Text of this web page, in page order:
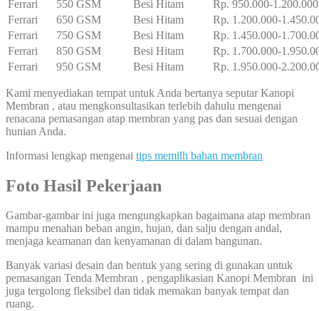
Ferrari 550 GSM Besi Hitam
Rp. 950.000-1.200.000
Ferrari
650 GSM Besi Hitam
Rp. 1.200.000-
Ferrari
750 GSM Besi Hitam
Rp. 1.450.000-
Ferrari
850 GSM Besi Hitam
Rp. 1.700.000-
Ferrari
950 GSM Besi Hitam Rp. 1.950.000-
Kami menyediakan tempat untuk Anda bertanya seputar Kanopi
Membran , atau mengkonsultasikan terlebih dahulu mengenai
renacana pemasangan atap membran yang pas dan sesuai dengan
hunian Anda.
Informasi lengkap mengenai tips memilh bahan membran
Foto Hasil Pekerjaan
Gambar-gambar ini juga mengungkapkan bagaimana atap membran
mampu menahan beban angin, hujan, dan salju dengan andal,
menjaga keamanan dan kenyamanan di dalam bangunan.
Banyak variasi desain dan bentuk yang sering di gunakan untuk
pemasangan Tenda Membran , pengaplikasian Kanopi Membran ini
juga tergolong fleksibel dan tidak memakan banyak tempat dan
ruang.